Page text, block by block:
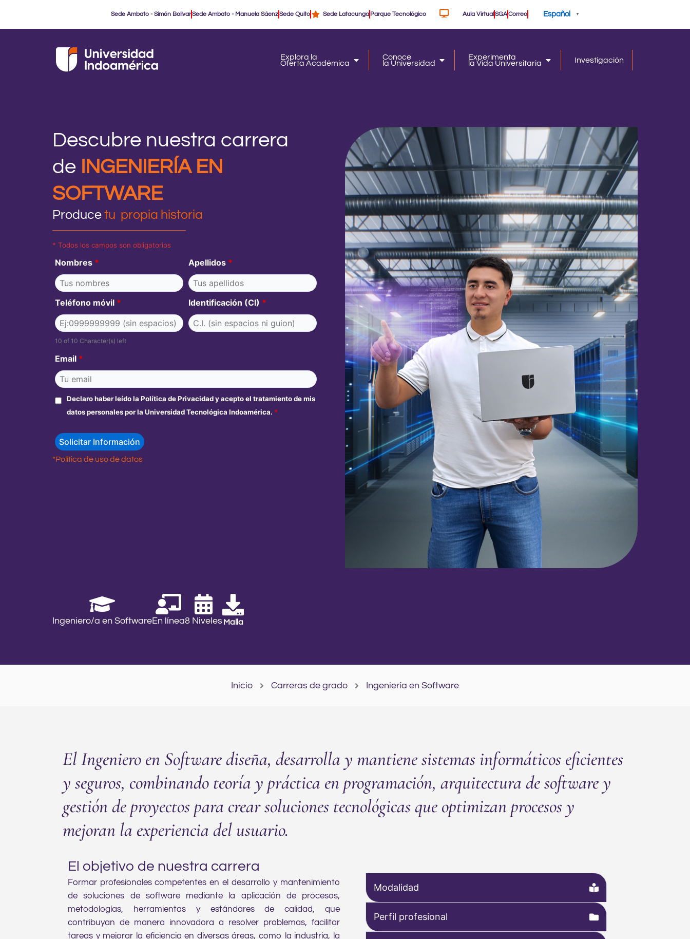
Sede Ambato - Simón BolivarSede Ambato - Manuela SáenzSede Quito Sede Latacunga Parque Tecnológico Aula VirtualSGACorreo Español ▼
Explora la
Oferta Académica
Open Explora la
Oferta Académica
Conoce
la Universidad
Open Conoce
la Universidad
Experimenta
la Vida Universitaria Investigación
Descubre nuestra carrera
de
INGENIERÍA EN
SOFTWARE
Producetu propia historia
* Todos los campos son obligatorios
Nombres * Apellidos *
Teléfono móvil *
10 of 10 Character(s) left
Identificación (CI) *
Email *
Declaro haber leído la Política de Privacidad y acepto el tratamiento de mis
datos personales por la Universidad Tecnológica Indoamérica. *
*Política de uso de datos
Ingeniero/a en SoftwareEn línea8 Niveles Malla
Inicio Carreras de grado Ingeniería en Software
El Ingeniero en Software diseña, desarrolla y mantiene sistemas informáticos eficientes
y seguros, combinando teoría y práctica en programación, arquitectura de software y
gestión de proyectos para crear soluciones tecnológicas que optimizan procesos y
mejoran la experiencia del usuario.
El objetivo de nuestra carrera
Formar profesionales competentes en el desarrollo y mantenimiento
de soluciones de software mediante la aplicación de procesos,
metodologías, herramientas y estándares de calidad, que
contribuyan de manera innovadora a resolver problemas, facilitar
tareas y mejorar la eficiencia en diversas áreas, como la industria, la
Modalidad
Perfil profesional